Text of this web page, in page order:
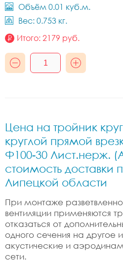
Объём 0.01 куб.м.
Вес: 0.753 кг.
Итого: 2179 руб.
Цена на тройник
круглой прямой
Ф100-30 Лист.нерж.
стоимость доставки
Липецкой области
При монтаже
вентиляции применяются
отказаться от
одного сечения на другое
акустические и
сети.